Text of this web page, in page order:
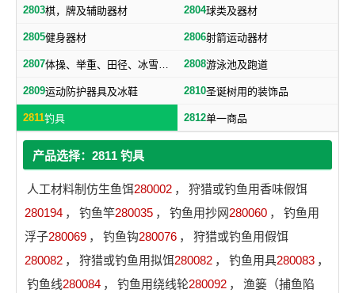
2803棋，牌及辅助器材 2804球类及器材
2805健身器材 2806射箭运动器材
2807 体操、举重、田径、冰雪及属于本类的其他运动器材 2808游泳池及跑道
2809运动防护器具及冰鞋 2810圣诞树用的装饰品
2811钓具 2812单一商品
产品选择：2811 钓具
人工材料制仿生鱼饵280002 ，
狩猎或钓鱼用香味假饵
280194 ， 钓鱼竿280035 ， 钓鱼用抄网280060 ，
钓鱼用
浮子280069 ， 钓鱼钩280076 ，
狩猎或钓鱼用假饵
280082 ， 狩猎或钓鱼用拟饵280082 ， 钓鱼用具280083 ，
钓鱼线280084 ， 钓鱼用绕线轮280092 ，
渔篓（捕鱼陷